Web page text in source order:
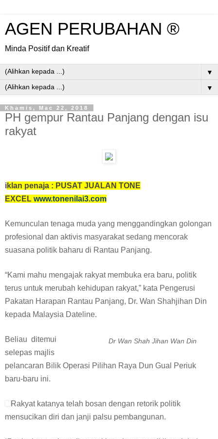
AGEN PERUBAHAN ®
Minda Positif dan Kreatif
▼
▼
Khamis, Mac 22, 2018
PH gempur Rantau Panjang dengan isu
rakyat
iklan penaja : PUSAT JUALAN TONE
EXCEL www.tonenilai3.com
Kemunculan tenaga muda yang menggandingkan golongan
profesional dan aktivis masyarakat sedang mencorak
suasana politik baharu di Rantau Panjang.
“Kami mahu mengajak rakyat membuka era baru, politik
terus untuk merubah kehidupan rakyat,” kata Pengerusi
Pakatan Harapan Rantau Panjang, Dr. Wan Shahjihan Din
kepada Malaysia Dateline.
Dr Wan Shah Jihan Wan Din
Beliau ditemui
selepas majlis
pelancaran Bilik Operasi Pilihan Raya Dun Gual Periuk
baru-baru ini.
Rakyat katanya telah bosan dengan retorik politik
mensucikan diri dan janji palsu pembangunan.